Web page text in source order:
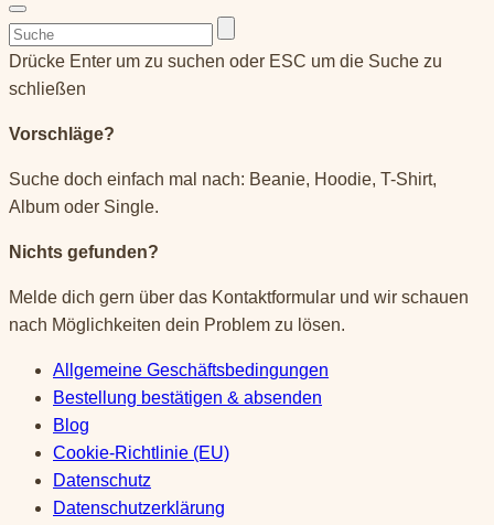
Suchen
nach:
Drücke Enter um zu suchen oder ESC um die Suche zu
schließen
Vorschläge?
Suche doch einfach mal nach: Beanie, Hoodie, T-Shirt,
Album oder Single.
Nichts gefunden?
Melde dich gern über das Kontaktformular und wir schauen
nach Möglichkeiten dein Problem zu lösen.
Allgemeine Geschäftsbedingungen
Bestellung bestätigen & absenden
Blog
Cookie-Richtlinie (EU)
Datenschutz
Datenschutzerklärung